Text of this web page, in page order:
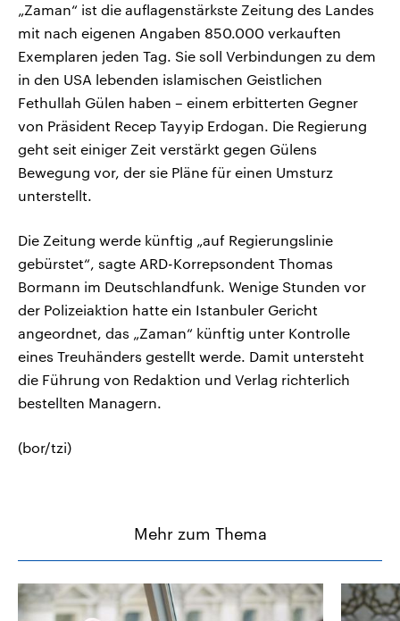
„Zaman“ ist die auflagenstärkste Zeitung des Landes
mit nach eigenen Angaben 850.000 verkauften
Exemplaren jeden Tag. Sie soll Verbindungen zu dem
in den USA lebenden islamischen Geistlichen
Fethullah Gülen haben – einem erbitterten Gegner
von Präsident Recep Tayyip Erdogan. Die Regierung
geht seit einiger Zeit verstärkt gegen Gülens
Bewegung vor, der sie Pläne für einen Umsturz
unterstellt.
Die Zeitung werde künftig „auf Regierungslinie
gebürstet“, sagte ARD-Korrepsondent Thomas
Bormann im Deutschlandfunk. Wenige Stunden vor
der Polizeiaktion hatte ein Istanbuler Gericht
angeordnet, das „Zaman“ künftig unter Kontrolle
eines Treuhänders gestellt werde. Damit untersteht
die Führung von Redaktion und Verlag richterlich
bestellten Managern.
(bor/tzi)
Mehr zum Thema